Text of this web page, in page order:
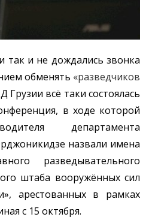
и не дождались звонка
обменять «разведчиков
Грузии всё таки состоялась
в ходе которой
департамента
назвали имена
разведывательного
штаба вооружённых сил
арестованных в рамках
с 15 октября.